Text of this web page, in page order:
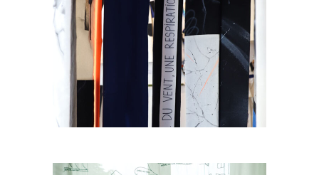
Eclats poétiques